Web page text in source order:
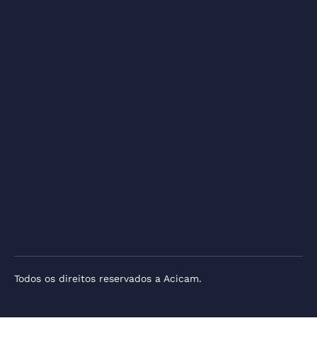
Todos os direitos reservados a Acicam.